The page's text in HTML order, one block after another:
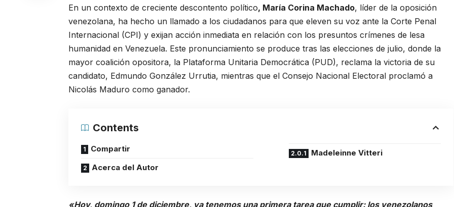
En un contexto de creciente descontento político, María Corina Machado, líder de la oposición
venezolana, ha hecho un llamado a los ciudadanos para que eleven su voz ante la Corte Penal
Internacional (CPI) y exijan acción inmediata en relación con los presuntos crímenes de lesa
humanidad en Venezuela. Este pronunciamiento se produce tras las elecciones de julio, donde la
mayor coalición opositora, la Plataforma Unitaria Democrática (PUD), reclama la victoria de su
candidato, Edmundo González Urrutia, mientras que el Consejo Nacional Electoral proclamó a
Nicolás Maduro como ganador.
Contents
Compartir
Acerca del Autor
Madeleinne Vitteri
«Hoy, domingo 1 de diciembre, ya tenemos una primera tarea que cumplir: los venezolanos